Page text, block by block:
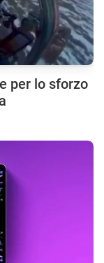
per lo sforzo